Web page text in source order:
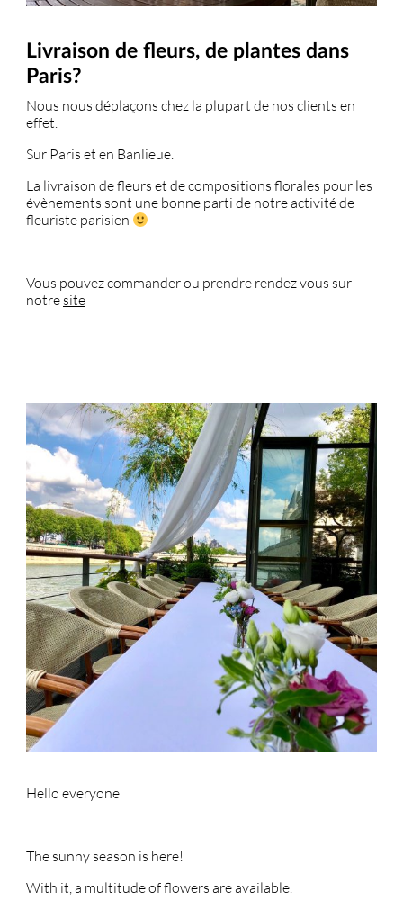
Livraison de fleurs, de plantes dans
Paris?
Nous nous déplaçons chez la plupart de nos clients en
effet.
Sur Paris et en Banlieue.
La livraison de fleurs et de compositions florales pour les
évènements sont une bonne parti de notre activité de
fleuriste parisien
Vous pouvez commander ou prendre rendez vous sur
notre site
Hello everyone
The sunny season is here!
With it, a multitude of flowers are available.